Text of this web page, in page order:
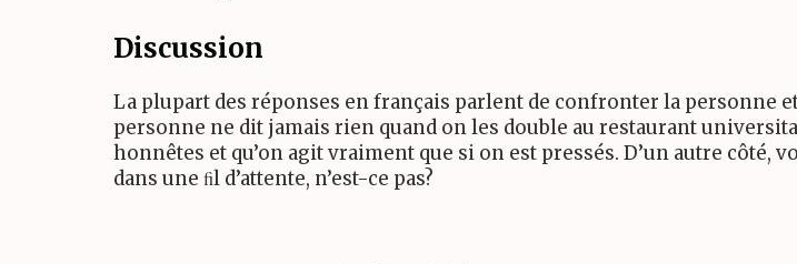
Discussion
La plupart des réponses en français parlent de confronter la personne
personne ne dit jamais rien quand on les double au restaurant
honnêtes et qu’on agit vraiment que si on est pressés. D’un autre côté,
dans une ﬁl d’attente, n’est-ce pas?